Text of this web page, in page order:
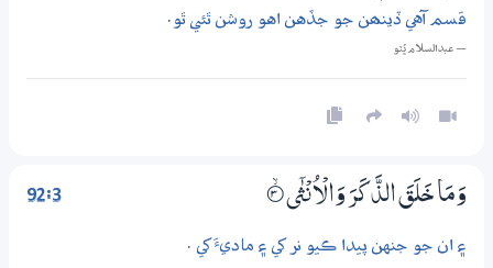
قسم آهي ڏينھن جو جڏهن اهو روشن ٿئي ٿو.
— عبدالسلام ڀُٽو
92:3 وَمَا خَلَقَ الذَّكَرَ وَالْاُنْثٰٓى 3‏۝ۙ
۽ ان جو جنهن پيدا ڪيو نر کي ۽ ماديءَ کي .